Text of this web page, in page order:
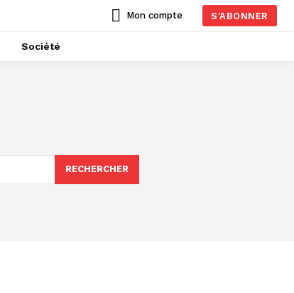
Mon compte S'ABONNER
Société
RECHERCHER